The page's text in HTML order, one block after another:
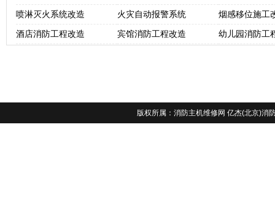
喷淋灭火系统改造
火灾自动报警系统
烟感移位施工
酒店消防工程改造
宾馆消防工程改造 幼儿园消防工
版权所属： 消防主机维修网 亿杰(北京)消